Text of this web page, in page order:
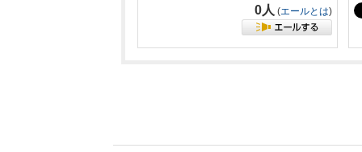
0人 (エールとは)